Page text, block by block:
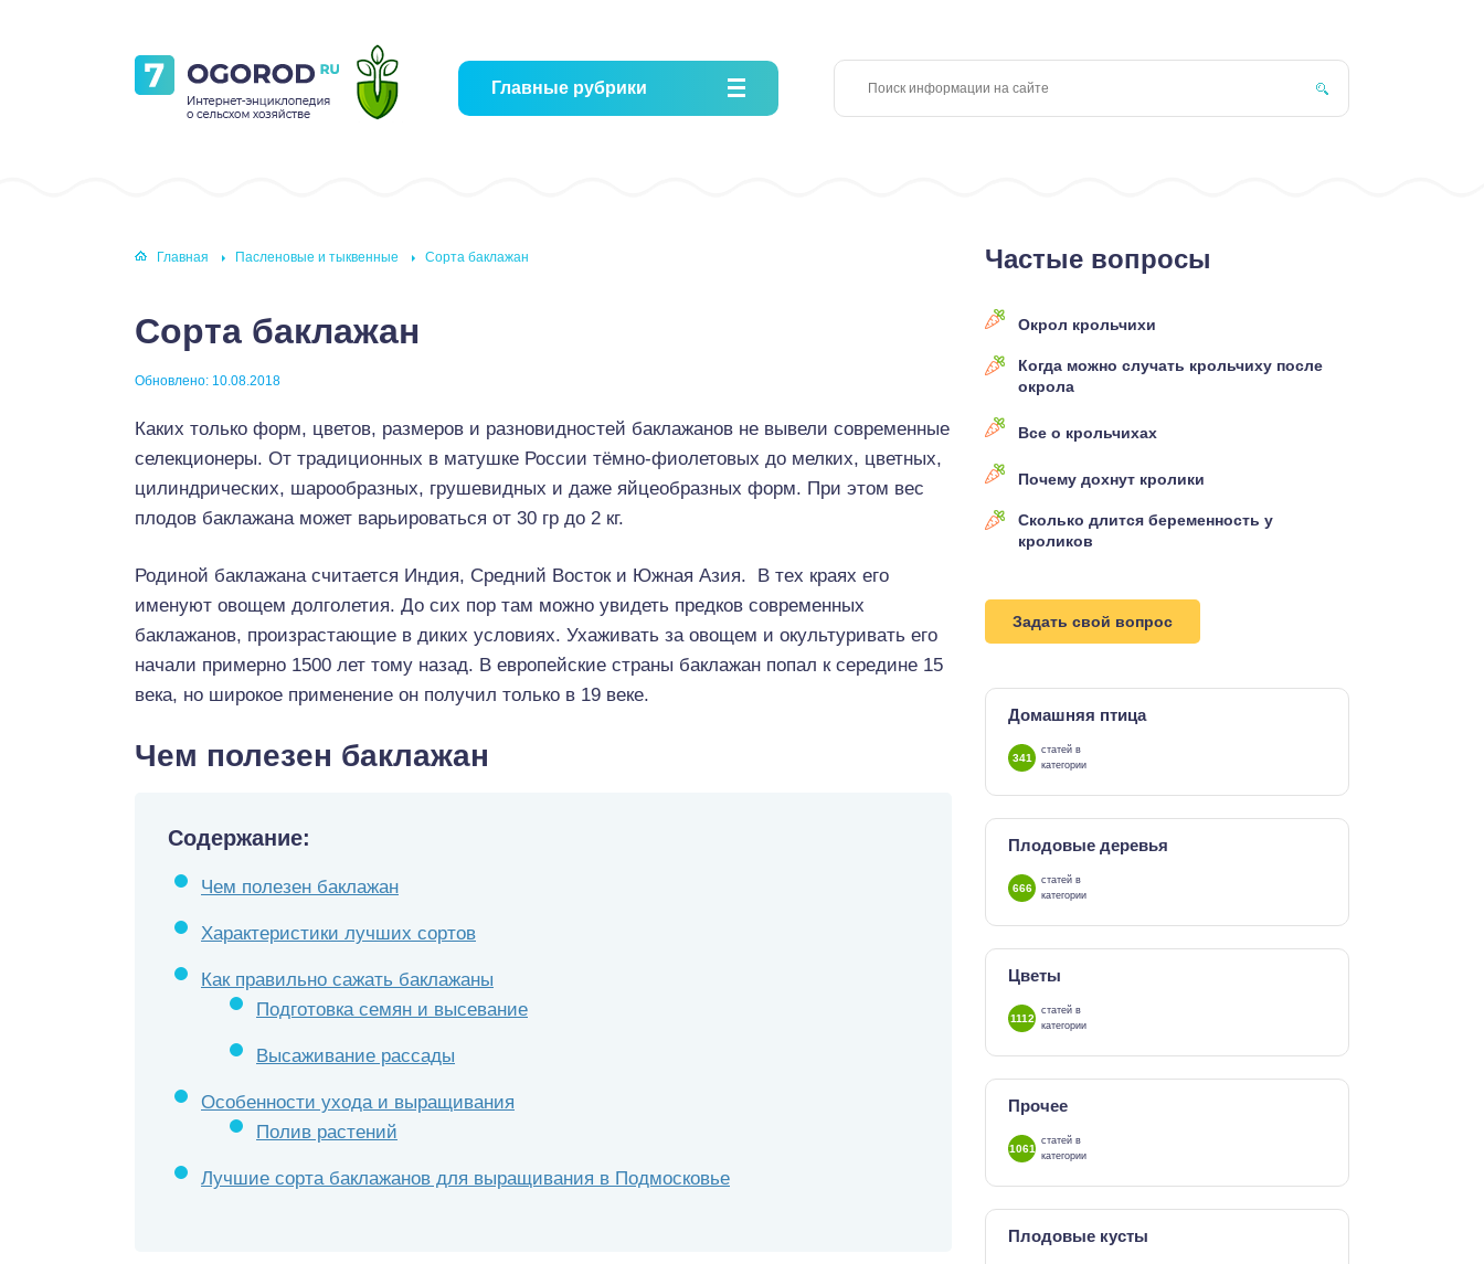
Главные рубрики
Главная Пасленовые и тыквенные Сорта баклажан
Сорта баклажан
Обновлено: 10.08.2018
Каких только форм, цветов, размеров и разновидностей баклажанов не вывели современные
селекционеры. От традиционных в матушке России тёмно-фиолетовых до мелких, цветных,
цилиндрических, шарообразных, грушевидных и даже яйцеобразных форм. При этом вес
плодов баклажана может варьироваться от 30 гр до 2 кг.
Родиной баклажана считается Индия, Средний Восток и Южная Азия. В тех краях его
именуют овощем долголетия. До сих пор там можно увидеть предков современных
баклажанов, произрастающие в диких условиях. Ухаживать за овощем и окультуривать его
начали примерно 1500 лет тому назад. В европейские страны баклажан попал к середине 15
века, но широкое применение он получил только в 19 веке.
Чем полезен баклажан
Содержание:
Чем полезен баклажан
Характеристики лучших сортов
Как правильно сажать баклажаны
Подготовка семян и высевание
Высаживание рассады
Особенности ухода и выращивания
Полив растений
Лучшие сорта баклажанов для выращивания в Подмосковье
Частые вопросы
Окрол крольчихи
Когда можно случать крольчиху после
окрола
Все о крольчихах
Почему дохнут кролики
Сколько длится беременность у
кроликов
Задать свой вопрос
Домашняя птица
341
статей в
категории
Плодовые деревья
666
статей в
категории
Цветы
1112
статей в
категории
Прочее
1061
статей в
категории
Плодовые кусты